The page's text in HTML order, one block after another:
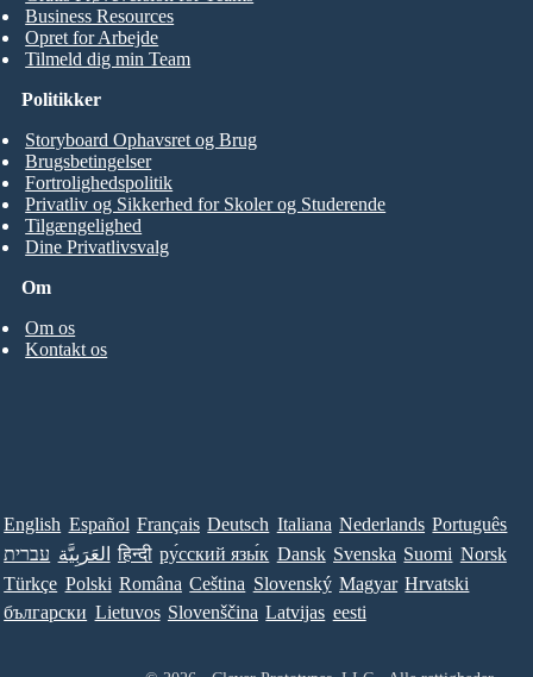
Business Resources
Opret for Arbejde
Tilmeld dig min Team
Om
Om os
Kontakt os
Politikker
Storyboard Ophavsret og Brug
Brugsbetingelser
Fortrolighedspolitik
Privatliv og Sikkerhed for Skoler og Studerende
Tilgængelighed
Dine Privatlivsvalg
English Español Français Deutsch Italiana Nederlands Português
עברית العَرَبِيَّة हिन्दी ру́сский язы́к Dansk Svenska Suomi Norsk
Türkçe Polski Româna Ceština Slovenský Magyar Hrvatski
български Lietuvos Slovenščina Latvijas eesti